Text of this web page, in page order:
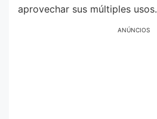
aprovechar sus múltiples usos.
ANÚNCIOS